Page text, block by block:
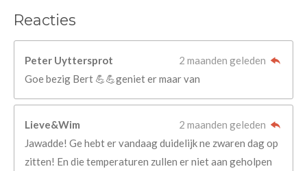
Reacties
Peter Uyttersprot
2 maanden geleden
Goe bezig Bert 💪💪geniet er maar van
Lieve&Wim
2 maanden geleden
Jawadde! Ge hebt er vandaag duidelijk ne zwaren dag op
zitten! En die temperaturen zullen er niet aan geholpen